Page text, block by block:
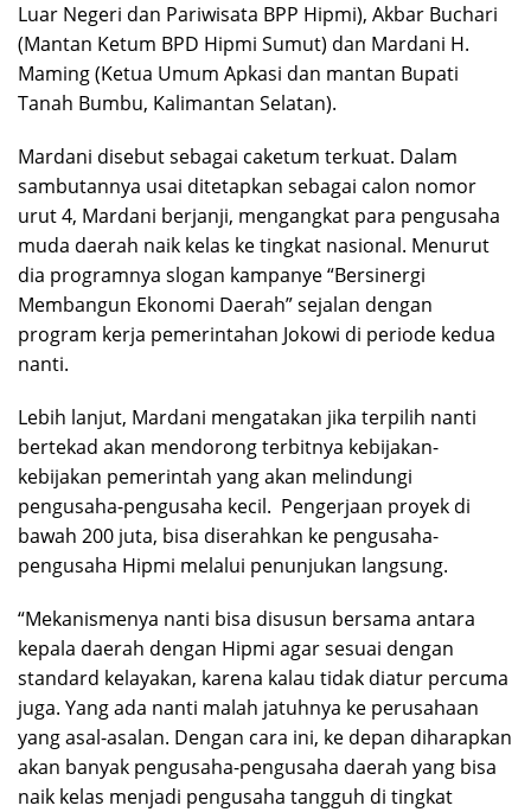
Luar Negeri dan Pariwisata BPP Hipmi), Akbar Buchari
(Mantan Ketum BPD Hipmi Sumut) dan Mardani H.
Maming (Ketua Umum Apkasi dan mantan Bupati
Tanah Bumbu, Kalimantan Selatan).
Mardani disebut sebagai caketum terkuat. Dalam
sambutannya usai ditetapkan sebagai calon nomor
urut 4, Mardani berjanji, mengangkat para pengusaha
muda daerah naik kelas ke tingkat nasional. Menurut
dia programnya slogan kampanye “Bersinergi
Membangun Ekonomi Daerah” sejalan dengan
program kerja pemerintahan Jokowi di periode kedua
nanti.
Lebih lanjut, Mardani mengatakan jika terpilih nanti
bertekad akan mendorong terbitnya kebijakan-
kebijakan pemerintah yang akan melindungi
pengusaha-pengusaha kecil. Pengerjaan proyek di
bawah 200 juta, bisa diserahkan ke pengusaha-
pengusaha Hipmi melalui penunjukan langsung.
“Mekanismenya nanti bisa disusun bersama antara
kepala daerah dengan Hipmi agar sesuai dengan
standard kelayakan, karena kalau tidak diatur percuma
juga. Yang ada nanti malah jatuhnya ke perusahaan
yang asal-asalan. Dengan cara ini, ke depan diharapkan
akan banyak pengusaha-pengusaha daerah yang bisa
naik kelas menjadi pengusaha tangguh di tingkat